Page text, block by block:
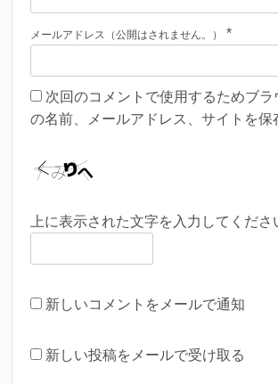
メールアドレス（公開はされません。） *
次回のコメントで使用するためブラ
の名前、メールアドレス、サイトを保
上に表示された文字を入力してくださ
新しいコメントをメールで通知
新しい投稿をメールで受け取る